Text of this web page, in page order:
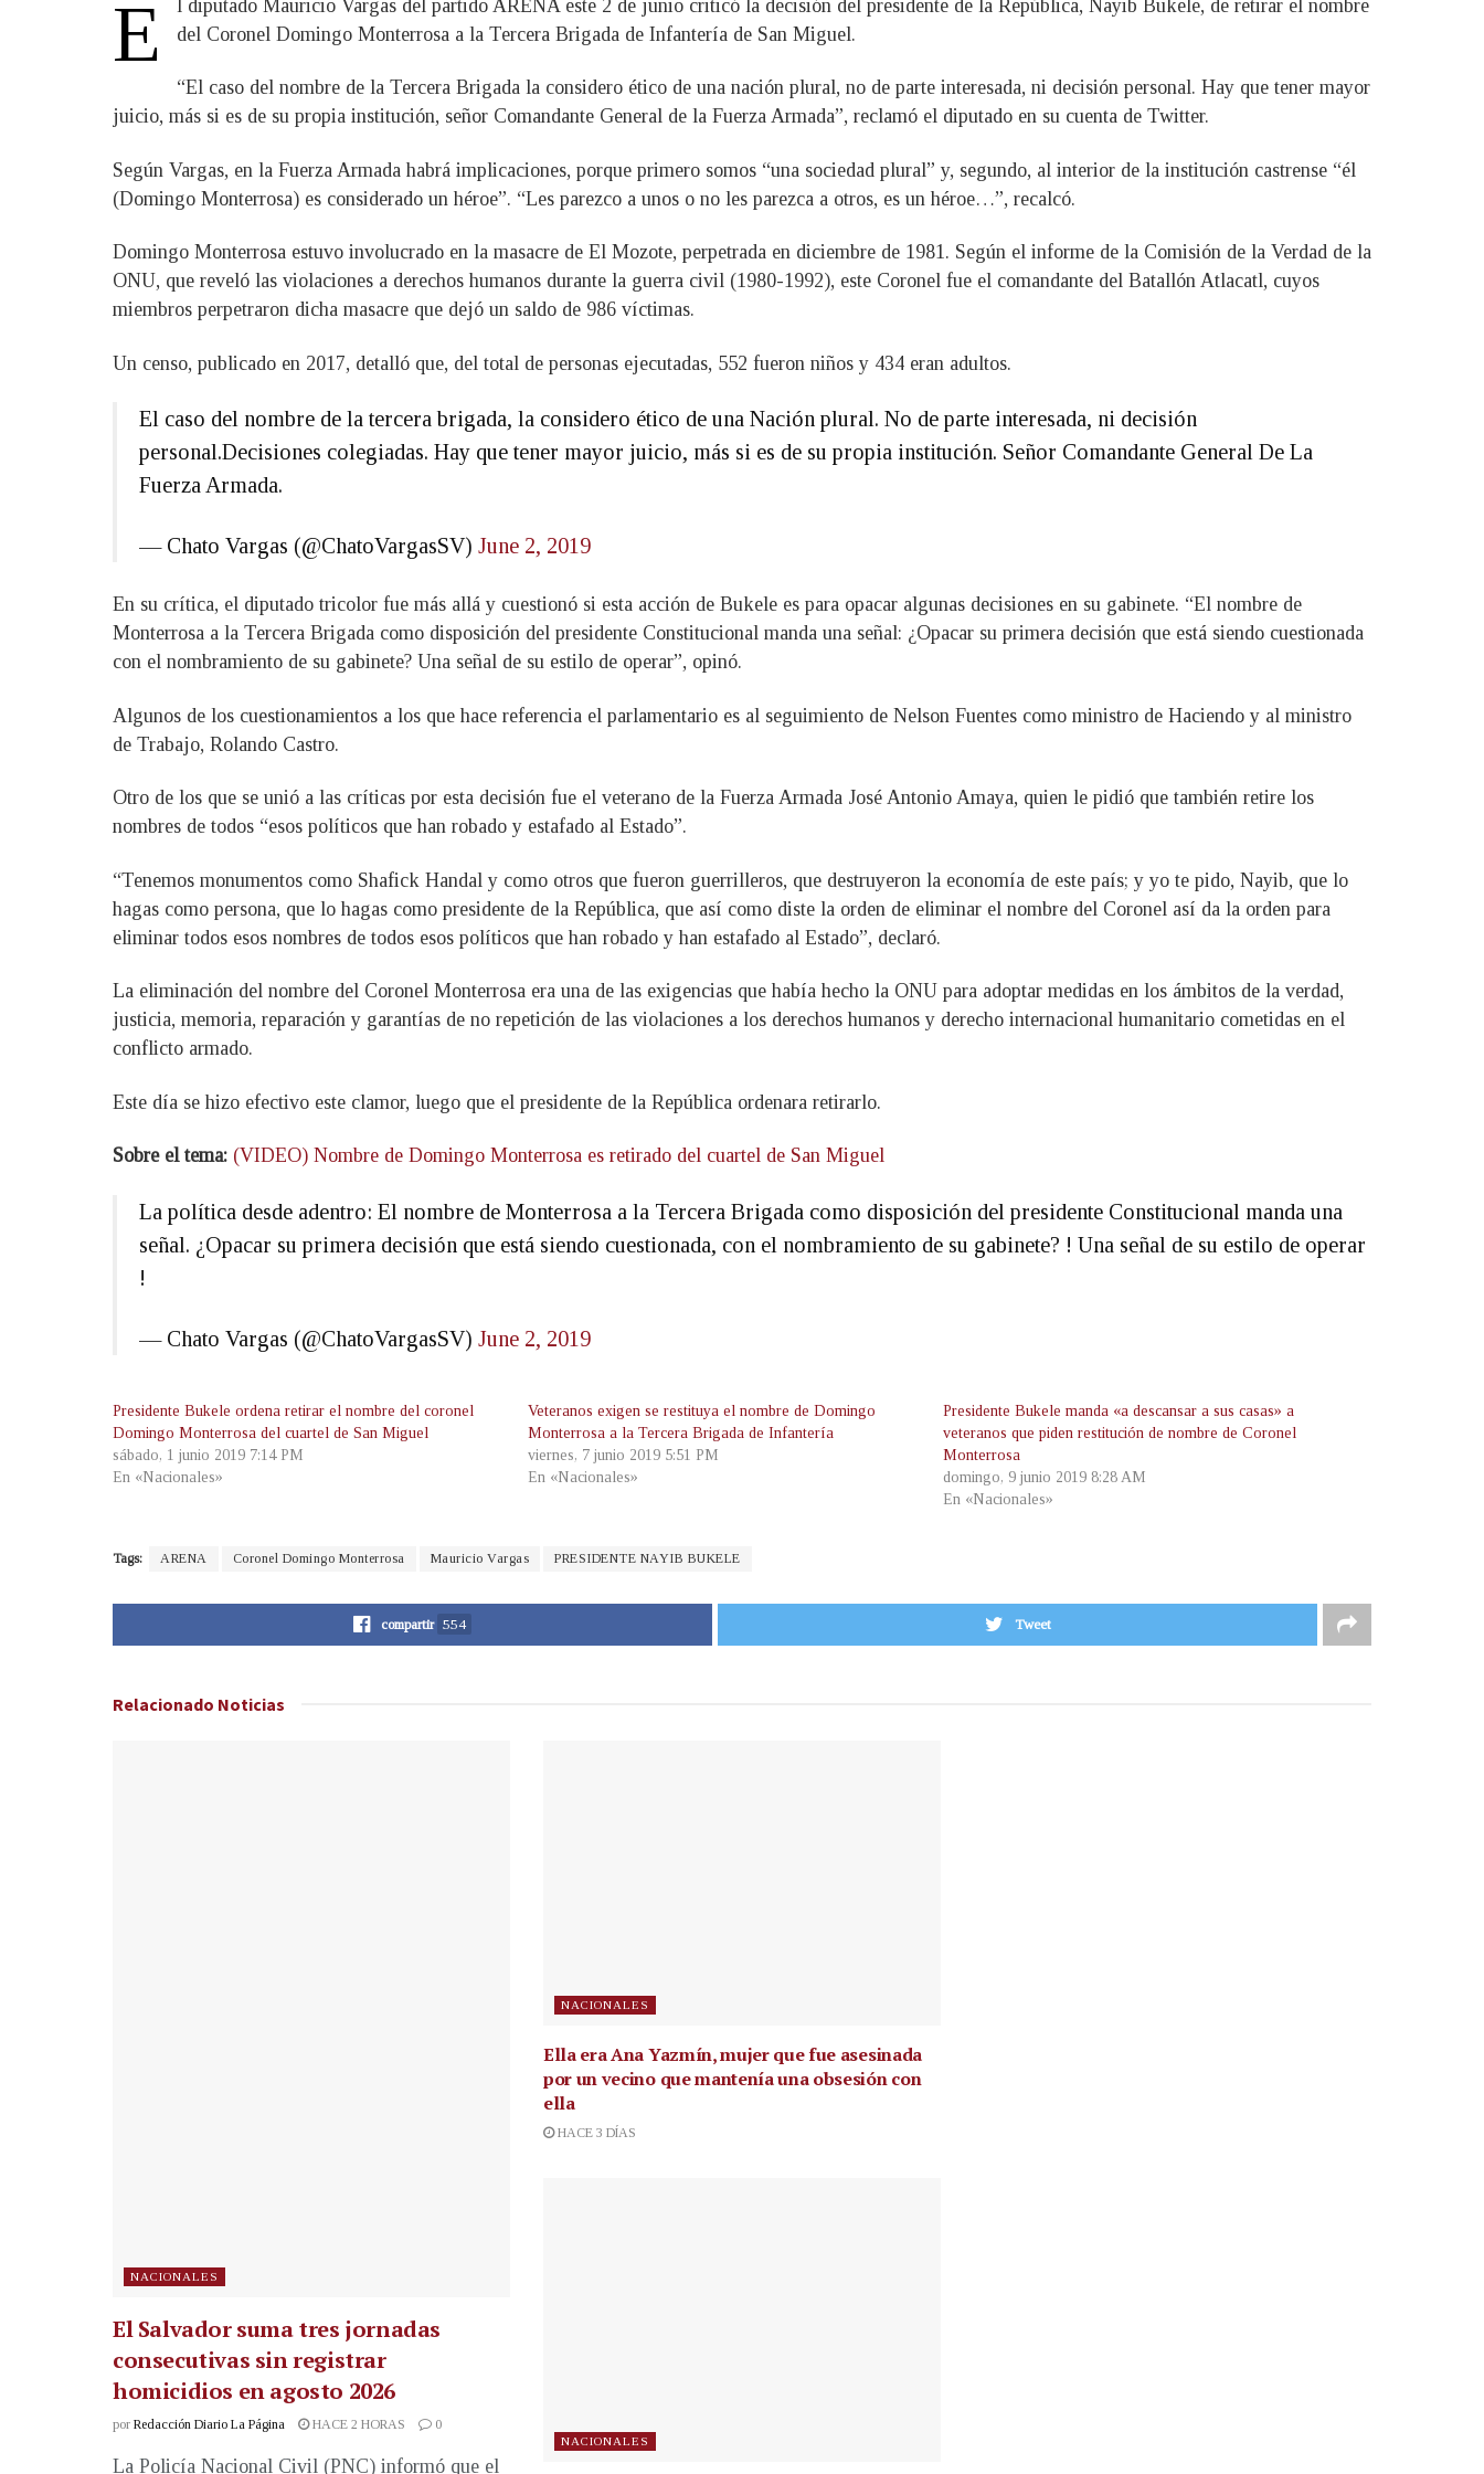
E
l diputado Mauricio Vargas del partido ARENA este 2 de junio criticó la decisión del presidente de la República, Nayib Bukele, de retirar el nombre
del Coronel Domingo Monterrosa a la Tercera Brigada de Infantería de San Miguel.
“El caso del nombre de la Tercera Brigada la considero ético de una nación plural, no de parte interesada, ni decisión personal. Hay que tener mayor
juicio, más si es de su propia institución, señor Comandante General de la Fuerza Armada”, reclamó el diputado en su cuenta de Twitter.
Según Vargas, en la Fuerza Armada habrá implicaciones, porque primero somos “una sociedad plural” y, segundo, al interior de la institución castrense “él
(Domingo Monterrosa) es considerado un héroe”. “Les parezco a unos o no les parezca a otros, es un héroe…”, recalcó.
Domingo Monterrosa estuvo involucrado en la masacre de El Mozote, perpetrada en diciembre de 1981. Según el informe de la Comisión de la Verdad de la
ONU, que reveló las violaciones a derechos humanos durante la guerra civil (1980-1992), este Coronel fue el comandante del Batallón Atlacatl, cuyos
miembros perpetraron dicha masacre que dejó un saldo de 986 víctimas.
Un censo, publicado en 2017, detalló que, del total de personas ejecutadas, 552 fueron niños y 434 eran adultos.
El caso del nombre de la tercera brigada, la considero ético de una Nación plural. No de parte interesada, ni decisión
personal.Decisiones colegiadas. Hay que tener mayor juicio, más si es de su propia institución. Señor Comandante General De La
Fuerza Armada.
— Chato Vargas (@ChatoVargasSV) June 2, 2019
En su crítica, el diputado tricolor fue más allá y cuestionó si esta acción de Bukele es para opacar algunas decisiones en su gabinete. “El nombre de
Monterrosa a la Tercera Brigada como disposición del presidente Constitucional manda una señal: ¿Opacar su primera decisión que está siendo cuestionada
con el nombramiento de su gabinete? Una señal de su estilo de operar”, opinó.
Algunos de los cuestionamientos a los que hace referencia el parlamentario es al seguimiento de Nelson Fuentes como ministro de Haciendo y al ministro
de Trabajo, Rolando Castro.
Otro de los que se unió a las críticas por esta decisión fue el veterano de la Fuerza Armada José Antonio Amaya, quien le pidió que también retire los
nombres de todos “esos políticos que han robado y estafado al Estado”.
“Tenemos monumentos como Shafick Handal y como otros que fueron guerrilleros, que destruyeron la economía de este país; y yo te pido, Nayib, que lo
hagas como persona, que lo hagas como presidente de la República, que así como diste la orden de eliminar el nombre del Coronel así da la orden para
eliminar todos esos nombres de todos esos políticos que han robado y han estafado al Estado”, declaró.
La eliminación del nombre del Coronel Monterrosa era una de las exigencias que había hecho la ONU para adoptar medidas en los ámbitos de la verdad,
justicia, memoria, reparación y garantías de no repetición de las violaciones a los derechos humanos y derecho internacional humanitario cometidas en el
conflicto armado.
Este día se hizo efectivo este clamor, luego que el presidente de la República ordenara retirarlo.
Sobre el tema: (VIDEO) Nombre de Domingo Monterrosa es retirado del cuartel de San Miguel
La política desde adentro: El nombre de Monterrosa a la Tercera Brigada como disposición del presidente Constitucional manda una
señal. ¿Opacar su primera decisión que está siendo cuestionada, con el nombramiento de su gabinete? ! Una señal de su estilo de operar
!
— Chato Vargas (@ChatoVargasSV) June 2, 2019
Presidente Bukele ordena retirar el nombre del coronel
Domingo Monterrosa del cuartel de San Miguel
sábado, 1 junio 2019 7:14 PM
En «Nacionales»
Veteranos exigen se restituya el nombre de Domingo
Monterrosa a la Tercera Brigada de Infantería
viernes, 7 junio 2019 5:51 PM
En «Nacionales»
Presidente Bukele manda «a descansar a sus casas» a
veteranos que piden restitución de nombre de Coronel
Monterrosa
domingo, 9 junio 2019 8:28 AM
En «Nacionales»
Tags: ARENA Coronel Domingo Monterrosa Mauricio Vargas PRESIDENTE NAYIB BUKELE
compartir 554 Tweet
Relacionado Noticias
NACIONALES
El Salvador suma tres jornadas
consecutivas sin registrar
homicidios en agosto 2026
por Redacción Diario La Página HACE 2 HORAS 0
La Policía Nacional Civil (PNC) informó que el
NACIONALES
Ella era Ana Yazmín, mujer que fue asesinada
por un vecino que mantenía una obsesión con
ella
HACE 3 DÍAS
NACIONALES